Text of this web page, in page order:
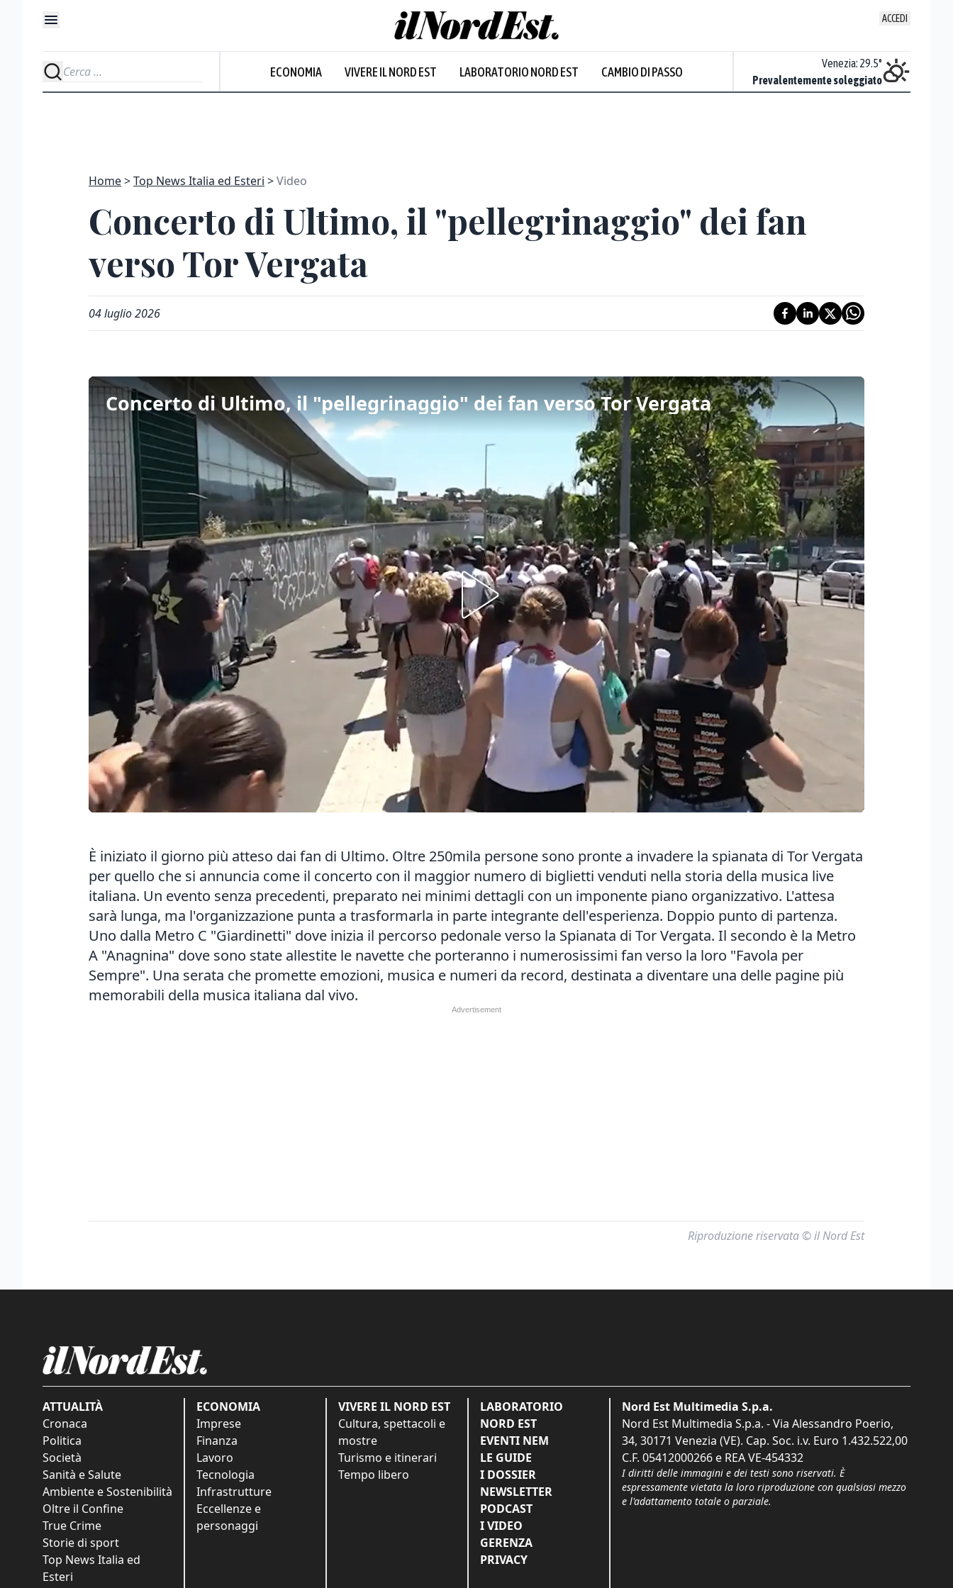
ACCEDI
ECONOMIA VIVERE IL NORD EST LABORATORIO NORD EST CAMBIO DI PASSO
Prevalentemente soleggiato
Venezia: 29.5°
Prevalentemente soleggiato
Home Top News Italia ed Esteri Video
Concerto di Ultimo, il "pellegrinaggio" dei fan
verso Tor Vergata
04 luglio 2026
Concerto di Ultimo, il "pellegrinaggio" dei fan verso Tor Vergata
È iniziato il giorno più atteso dai fan di Ultimo. Oltre 250mila persone sono pronte a invadere la spianata di Tor Vergata
per quello che si annuncia come il concerto con il maggior numero di biglietti venduti nella storia della musica live
italiana. Un evento senza precedenti, preparato nei minimi dettagli con un imponente piano organizzativo. L'attesa
sarà lunga, ma l'organizzazione punta a trasformarla in parte integrante dell'esperienza. Doppio punto di partenza.
Uno dalla Metro C "Giardinetti" dove inizia il percorso pedonale verso la Spianata di Tor Vergata. Il secondo è la Metro
A "Anagnina" dove sono state allestite le navette che porteranno i numerosissimi fan verso la loro "Favola per
Sempre". Una serata che promette emozioni, musica e numeri da record, destinata a diventare una delle pagine più
memorabili della musica italiana dal vivo.
Riproduzione riservata © il Nord Est
ATTUALITÀ
Cronaca
Politica
Società
Sanità e Salute
Ambiente e Sostenibilità
Oltre il Confine
True Crime
Storie di sport
Top News Italia ed
Esteri
ECONOMIA
Imprese
Finanza
Lavoro
Tecnologia
Infrastrutture
Eccellenze e
personaggi
VIVERE IL NORD EST
Cultura, spettacoli e
mostre
Turismo e itinerari
Tempo libero
LABORATORIO
NORD EST
EVENTI NEM
LE GUIDE
I DOSSIER
NEWSLETTER
PODCAST
I VIDEO
GERENZA
PRIVACY
Nord Est Multimedia S.p.a.
Nord Est Multimedia S.p.a. - Via Alessandro Poerio,
34, 30171 Venezia (VE). Cap. Soc. i.v. Euro 1.432.522,00
C.F. 05412000266 e REA VE-454332
I diritti delle immagini e dei testi sono riservati. È
espressamente vietata la loro riproduzione con qualsiasi mezzo
e l'adattamento totale o parziale.